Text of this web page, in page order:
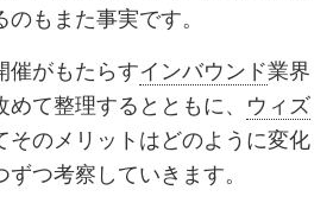
もまた事実です。
催がもたらすインバウンド業界
て整理するとともに、 ウィズ
そのメリットはどのように変化
つ考察していきます。